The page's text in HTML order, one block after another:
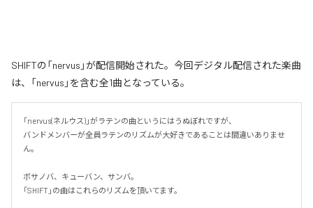
SHIFTの「nervus」が配信開始された。今回デジタル配信された楽曲
は、「nervus」を含む全1曲となっている。
「nervus(ネルウス)」がラテンの曲というにはうぬぼれですが、
バンドメンバーが全員ラテンのリズムが大好きであることは間違いありませ
ん。
ボサノバ、キューバン、サンバ。
「SHIFT」の曲はこれらのリズムを頂いてます。